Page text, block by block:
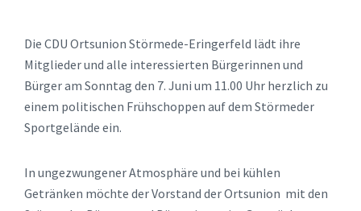
Die CDU Ortsunion Störmede-Eringerfeld lädt ihre
Mitglieder und alle interessierten Bürgerinnen und
Bürger am Sonntag den 7. Juni um 11.00 Uhr herzlich zu
einem politischen Frühschoppen auf dem Störmeder
Sportgelände ein.
In ungezwungener Atmosphäre und bei kühlen
Getränken möchte der Vorstand der Ortsunion mit den